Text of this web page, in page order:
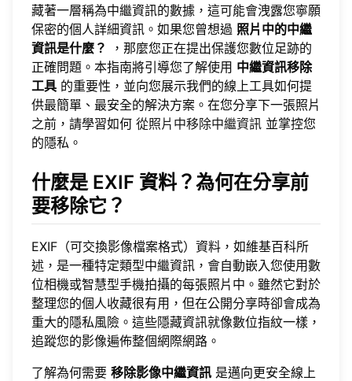
藏著一層稱為中繼資訊的數據，這可能會洩露您寧願
保密的個人詳細資訊。如果您曾想過 照片中的中繼
資訊是什麼？
，那麼您正在提出保護您數位足跡的
正確問題。本指南將引導您了解使用 中繼資訊移除
工具 的重要性，並向您展示我們的線上工具如何提
供最簡單、最安全的解決方案。在您分享下一張照片
之前，請學習如何 從照片中移除中繼資訊 並掌控您
的隱私。
什麼是 EXIF 資料？為何在分享前
要移除它？
EXIF（可交換影像檔案格式）資料，如維基百科所
述，是一種特定類型中繼資訊，會自動嵌入您使用數
位相機或智慧型手機拍攝的每張照片中。雖然它對於
整理您的個人收藏很有用，但在公開分享時卻會成為
重大的隱私風險。這些隱藏資訊就像數位指紋一樣，
追蹤您的影像遍佈整個網際網路。
了解為何需要 移除影像中繼資訊 是邁向更安全線上